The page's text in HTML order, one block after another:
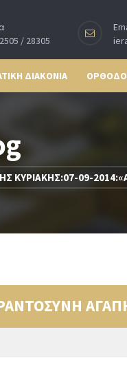
/ 28305
ΔΙΑΚΟΝΙΑ
ΚΥΡΙΑΚΗΣ:07-09-